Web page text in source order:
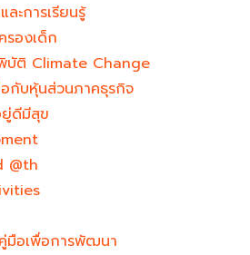
ะการเรียนรู้
องเด็ก
บัติ Climate Change
กับหุ้นส่วนภาคธุรกิจ
ดีมีสุข
@th
มือเพื่อการพัฒนา